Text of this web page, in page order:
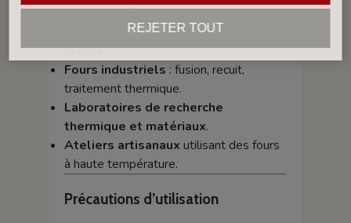
Fours de céramique et poterie:
cuisson du grès, de la porcelaine, de la
faïence.
Fours industriels : fusion, recuit,
traitement thermique.
Laboratoires de recherche
thermique et matériaux.
Ateliers artisanaux utilisant des fours
à haute température.
Précautions d’utilisation
REJETER TOUT